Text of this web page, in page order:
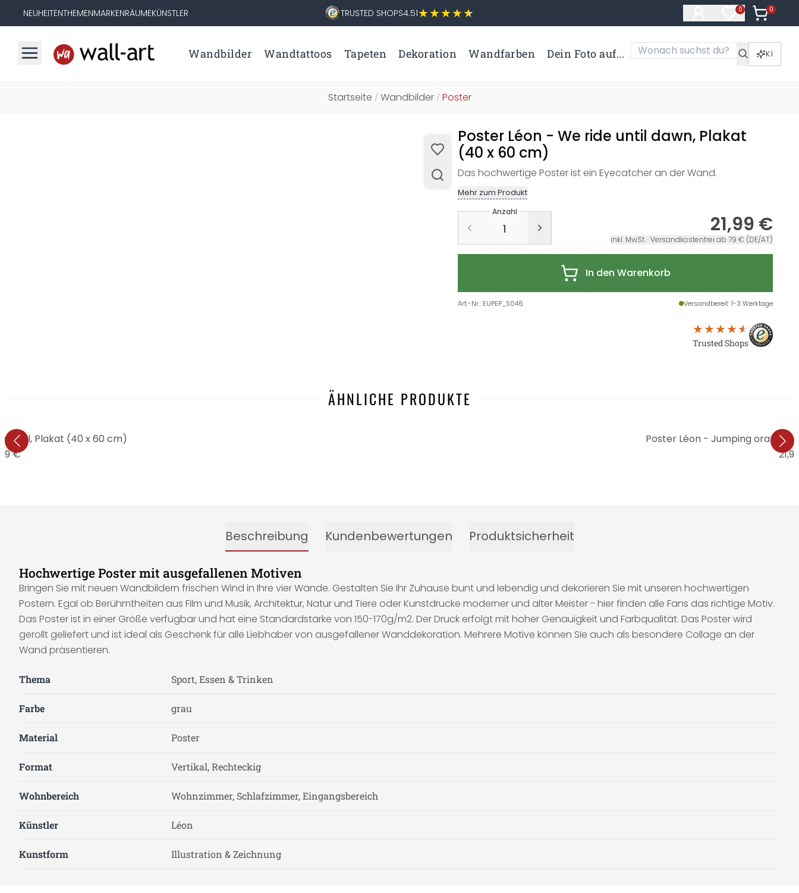
NEUHEITENTHEMENMARKENRÄUMEKÜNSTLER TRUSTED SHOPS4.51 0
Artikel im
0
Artikel
Wandbilder Wandtattoos Tapeten Dekoration Wandfarben Dein Foto auf... KI
Startseite / Wandbilder/ Poster
Poster Léon - We ride until dawn, Plakat
(40 x 60 cm)
Das hochwertige Poster ist ein Eyecatcher an der Wand.
Mehr zum Produkt
Anzahl
21,99 €
inkl. MwSt. · Versandkostenfrei ab 79 € (DE/AT)
In den Warenkorb
Art.-Nr.: EUPEP_S046 Versandbereit: 1-3 Werktage
Trusted Shops
ÄHNLICHE PRODUKTE
well, Plakat (40 x 60 cm)
€
Poster Léon - Jumping oranges
Beschreibung Kundenbewertungen Produktsicherheit
Hochwertige Poster mit ausgefallenen Motiven
Bringen Sie mit neuen Wandbildern frischen Wind in Ihre vier Wände. Gestalten Sie Ihr Zuhause bunt und lebendig und dekorieren Sie mit unseren hochwertigen
Postern. Egal ob Berühmtheiten aus Film und Musik, Architektur, Natur und Tiere oder Kunstdrucke moderner und alter Meister - hier finden alle Fans das richtige Motiv.
Das Poster ist in einer Größe verfügbar und hat eine Standardstärke von 150-170g/m2. Der Druck erfolgt mit hoher Genauigkeit und Farbqualität. Das Poster wird
gerollt geliefert und ist ideal als Geschenk für alle Liebhaber von ausgefallener Wanddekoration. Mehrere Motive können Sie auch als besondere Collage an der
Wand präsentieren.
Thema Sport, Essen & Trinken
Farbe grau
Material Poster
Format Vertikal, Rechteckig
Wohnbereich Wohnzimmer, Schlafzimmer, Eingangsbereich
Künstler Léon
Kunstform Illustration & Zeichnung